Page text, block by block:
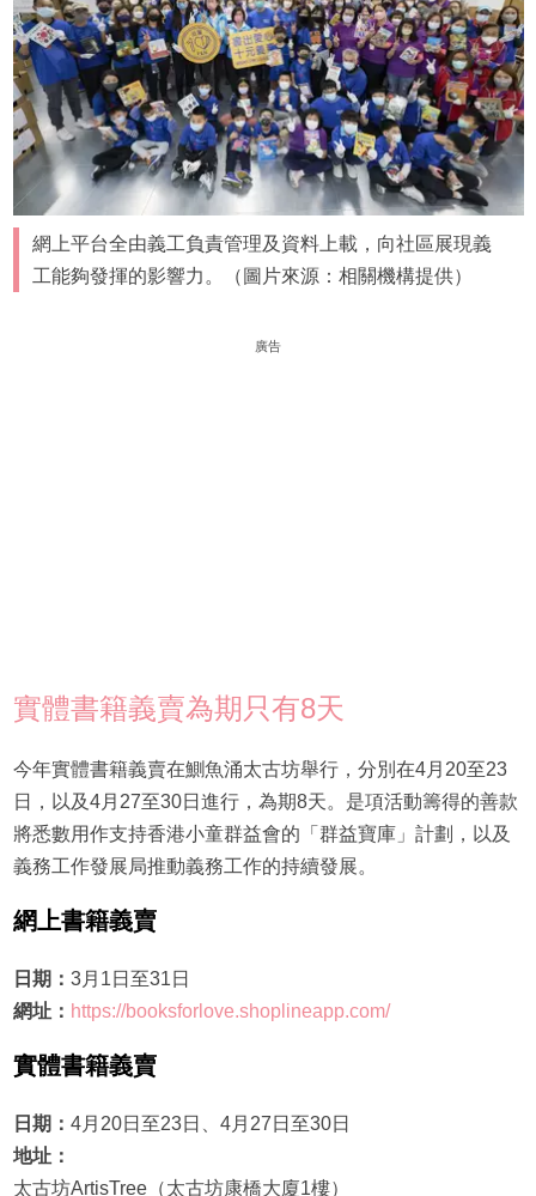
網上平台全由義工負責管理及資料上載，向社區展現義
工能夠發揮的影響力。（圖片來源：相關機構提供）
廣告
實體書籍義賣為期只有8天
今年實體書籍義賣在鰂魚涌太古坊舉行，分別在4月20至23
日，以及4月27至30日進行，為期8天。是項活動籌得的善款
將悉數用作支持香港小童群益會的「群益寶庫」計劃，以及
義務工作發展局推動義務工作的持續發展。
網上書籍義賣
日期： 3月1日至31日
網址： https://booksforlove.shoplineapp.com/
實體書籍義賣
日期： 4月20日至23日、4月27日至30日
地址：
太古坊ArtisTree（太古坊康橋大廈1樓）